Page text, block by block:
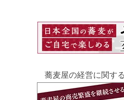
蕎麦屋の経営に関す